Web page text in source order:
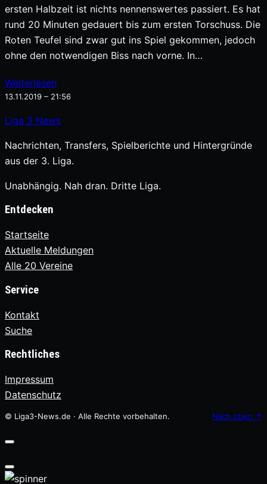
ersten Halbzeit ist nichts nennenswertes passiert. Es hat
rund 20 Minuten gedauert bis zum ersten Torschuss. Die
Roten Teufel sind zwar gut ins Spiel gekommen, jedoch
ohne den notwendigen Biss nach vorne. In…
Weiterlesen
13.11.2019 – 21:56
Liga 3 News
Nachrichten, Transfers, Spielberichte und Hintergründe
aus der 3. Liga.
Unabhängig. Nah dran. Dritte Liga.
Entdecken
Startseite
Aktuelle Meldungen
Alle 20 Vereine
Service
Kontakt
Suche
Rechtliches
Impressum
Datenschutz
© Liga3-News.de · Alle Rechte vorbehalten. Nach oben ↑